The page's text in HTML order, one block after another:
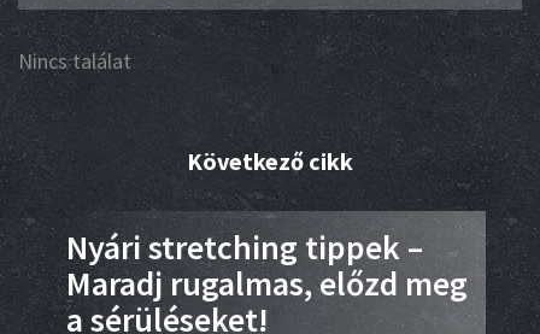
Nincs találat
Következő cikk
Nyári stretching tippek –
Maradj rugalmas, előzd meg
a sérüléseket!
A